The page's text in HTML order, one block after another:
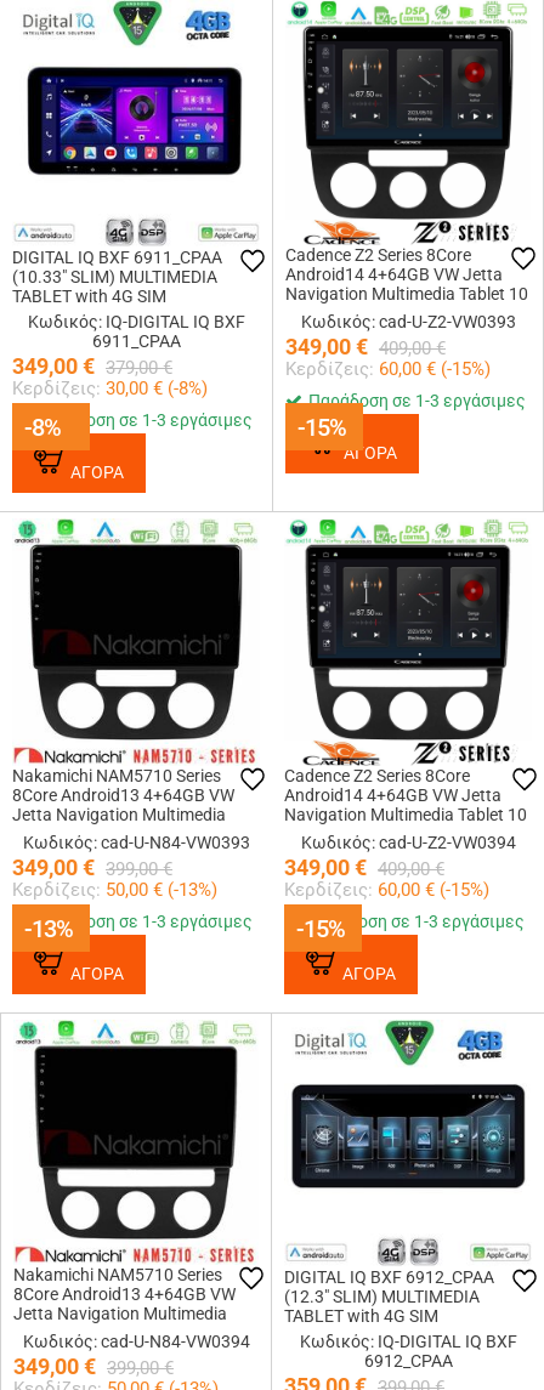
-8%
DIGITAL IQ BXF 6911_CPAA
(10.33" SLIM) MULTIMEDIA
TABLET with 4G SIM
Κωδικός: IQ-DIGITAL IQ BXF
6911_CPAA
349,00€ 379,00 €
Κερδίζεις: 30,00 € (-8%)
-8%
Παράδοση σε 1-3 εργάσιμες
ΑΓΟΡΑ
-15%
Cadence Z2 Series 8Core
Android14 4+64GB VW Jetta
Navigation Multimedia Tablet 10
Με Carplay & Android Auto
Κωδικός: cad-U-Z2-VW0393
349,00€ 409,00 €
Κερδίζεις: 60,00 € (-15%)
-15%
Παράδοση σε 1-3 εργάσιμες
ΑΓΟΡΑ
-13%
Nakamichi NAM5710 Series
8Core Android13 4+64GB VW
Jetta Navigation Multimedia
Tablet 10
Κωδικός: cad-U-N84-VW0393
349,00€ 399,00 €
Κερδίζεις: 50,00 € (-13%)
-13%
Παράδοση σε 1-3 εργάσιμες
ΑΓΟΡΑ
-15%
Cadence Z2 Series 8Core
Android14 4+64GB VW Jetta
Navigation Multimedia Tablet 10
Με Carplay & Android Auto
Κωδικός: cad-U-Z2-VW0394
349,00€ 409,00 €
Κερδίζεις: 60,00 € (-15%)
-15%
Παράδοση σε 1-3 εργάσιμες
ΑΓΟΡΑ
Nakamichi NAM5710 Series
8Core Android13 4+64GB VW
Jetta Navigation Multimedia
Tablet 10
Κωδικός: cad-U-N84-VW0394
349,00€ 399,00 €
DIGITAL IQ BXF 6912_CPAA
(12.3" SLIM) MULTIMEDIA
TABLET with 4G SIM
Κωδικός: IQ-DIGITAL IQ BXF
6912_CPAA